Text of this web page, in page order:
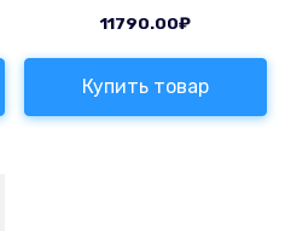
11790.00₽
Купить товар